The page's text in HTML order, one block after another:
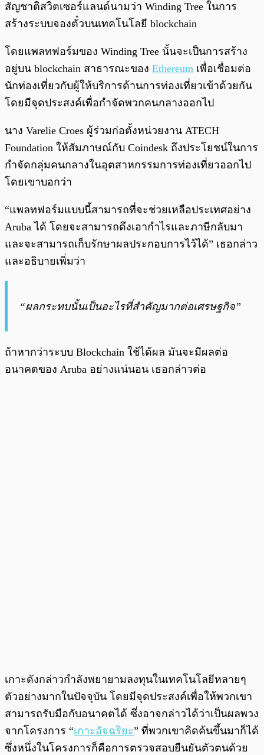
สัญชาติสวิตเซอร์แลนด์นามว่า Winding Tree ในการ
สร้างระบบจองตั๋วบนเทคโนโลยี blockchain
โดยแพลทฟอร์มของ Winding Tree นั้นจะเป็นการสร้าง
อยู่บน blockchain สาธารณะของ Ethereum เพื่อเชื่อมต่อ
นักท่องเที่ยวกับผู้ให้บริการด้านการท่องเที่ยวเข้าด้วยกัน
โดยมีจุดประสงค์เพื่อกำจัดพวกคนกลางออกไป
นาง Varelie Croes ผู้ร่วมก่อตั้งหน่วยงาน ATECH
Foundation ให้สัมภาษณ์กับ Coindesk ถึงประโยชน์ในการ
กำจัดกลุ่มคนกลางในอุตสาหกรรมการท่องเที่ยวออกไป
โดยเขาบอกว่า
“แพลทฟอร์มแบบนี้สามารถที่จะช่วยเหลือประเทศอย่าง
Aruba ได้ โดยจะสามารถดึงเอากำไรและภาษีกลับมา
และจะสามารถเก็บรักษาผลประกอบการไว้ได้” เธอกล่าว
และอธิบายเพิ่มว่า
“ผลกระทบนั้นเป็นอะไรที่สำคัญมากต่อเศรษฐกิจ”
ถ้าหากว่าระบบ Blockchain ใช้ได้ผล มันจะมีผลต่อ
อนาคตของ Aruba อย่างแน่นอน เธอกล่าวต่อ
เกาะดังกล่าวกำลังพยายามลงทุนในเทคโนโลยีหลายๆ
ตัวอย่างมากในปัจจุบัน โดยมีจุดประสงค์เพื่อให้พวกเขา
สามารถรับมือกับอนาคตได้ ซึ่งอาจกล่าวได้ว่าเป็นผลพวง
จากโครงการ “เกาะอัจฉริยะ” ที่พวกเขาคิดค้นขึ้นมาก็ได้
ซึ่งหนึ่งในโครงการก็คือการตรวจสอบยืนยันตัวตนด้วย